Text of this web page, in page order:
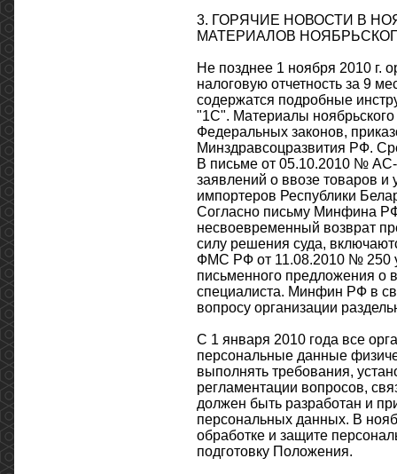
3. ГОРЯЧИЕ НОВОСТИ В
МАТЕРИАЛОВ
Не позднее 1 ноября 2010 г.
налоговую отчетность за 9
содержатся подробные
"1С". Материалы
Федеральных законов,
Минздравсоцразвития РФ.
В письме от 05.10.2010 №
заявлений о ввозе товаров и
импортеров Республики
Согласно письму Минфина
несвоевременный возврат
силу решения суда,
ФМС РФ от 11.08.2010 № 250
письменного предложения о
специалиста. Минфин РФ в
вопросу организации
С 1 января 2010 года все
персональные данные
выполнять требования,
регламентации вопросов,
должен быть разработан и
персональных данных. В
обработке и защите
подготовку Положения.